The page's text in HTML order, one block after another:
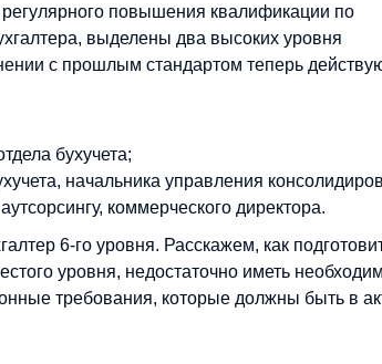
повышения квалификации по
выделены два высоких уровня
с прошлым стандартом теперь
бухучета;
начальника управления
коммерческого директора.
6-го уровня. Расскажем, как
уровня, недостаточно иметь
требования, которые должны быть в